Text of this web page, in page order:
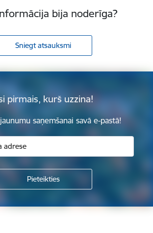
bija noderīga?
Sniegt atsauksmi
pirmais, kurš uzzina!
saņemšanai savā e-pastā!